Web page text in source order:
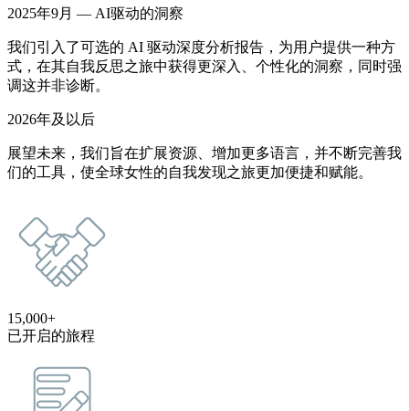
2025年9月 — AI驱动的洞察
我们引入了可选的 AI 驱动深度分析报告，为用户提供一种方
式，在其自我反思之旅中获得更深入、个性化的洞察，同时强
调这并非诊断。
2026年及以后
展望未来，我们旨在扩展资源、增加更多语言，并不断完善我
们的工具，使全球女性的自我发现之旅更加便捷和赋能。
15,000+
已开启的旅程